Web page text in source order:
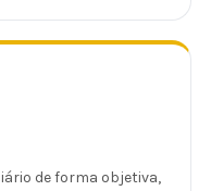
de forma objetiva,